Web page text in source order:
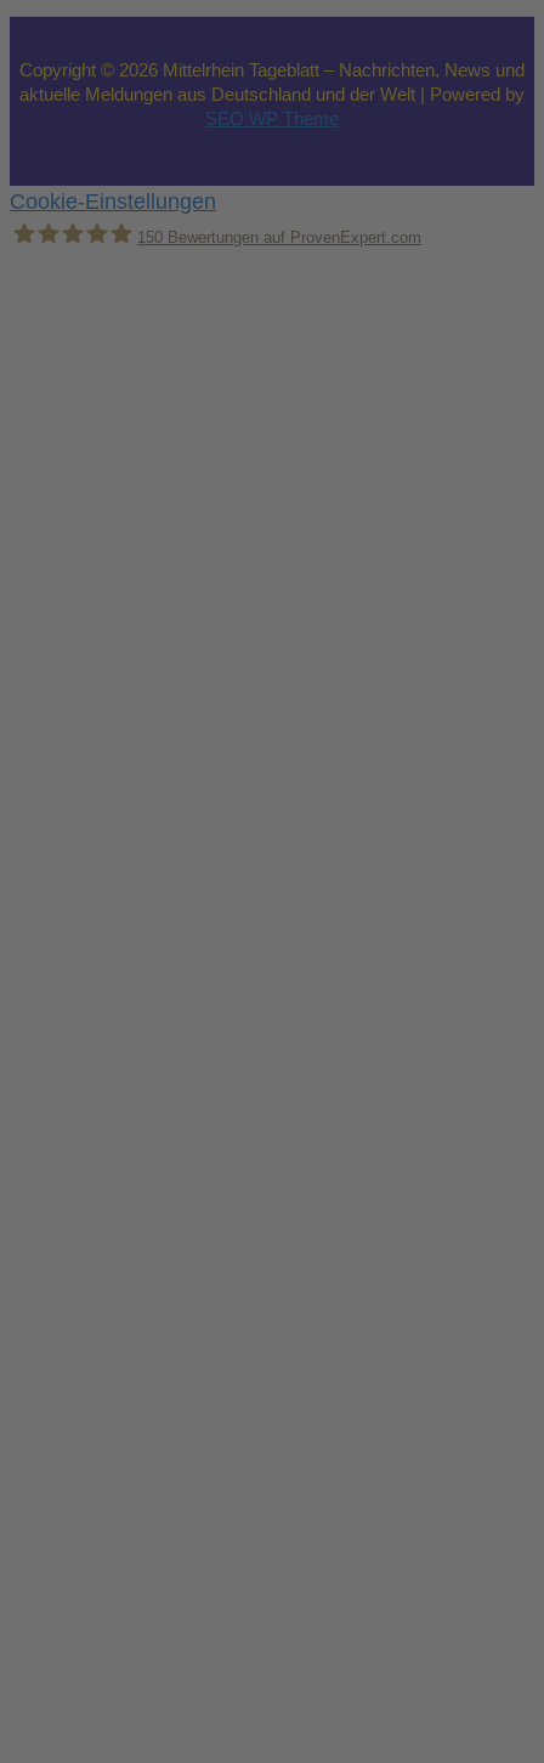
Copyright © 2026 Mittelrhein Tageblatt – Nachrichten, News und
aktuelle Meldungen aus Deutschland und der Welt | Powered by
SEO WP Theme
Cookie-Einstellungen
150 Bewertungen auf ProvenExpert.com